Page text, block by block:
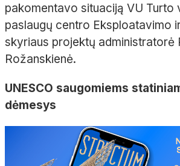
pakomentavo situaciją VU Turto
paslaugų centro Eksploatavimo
skyriaus projektų administratorė
Rožanskienė.
UNESCO saugomiems
dėmesys